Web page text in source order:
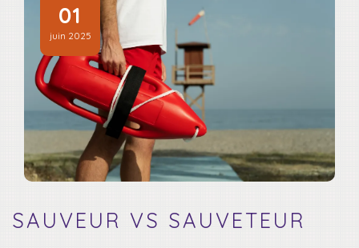
01
juin 2025
SAUVEUR VS SAUVETEUR